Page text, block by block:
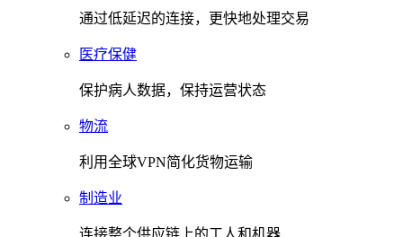
通过低延迟的连接，更快地处理交易
医疗保健
保护病人数据，保持运营状态
物流
利用全球VPN简化货物运输
制造业
连接整个供应链上的工人和机器